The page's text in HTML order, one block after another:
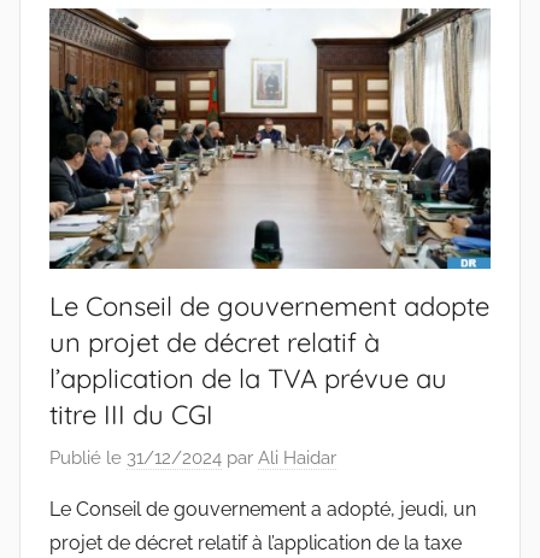
Le Conseil de gouvernement adopte
un projet de décret relatif à
l’application de la TVA prévue au
titre III du CGI
Publié le 31/12/2024 par Ali Haidar
Le Conseil de gouvernement a adopté, jeudi, un
projet de décret relatif à l’application de la taxe